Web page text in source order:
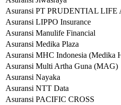
Asuransi PT PRUDENTIAL LIFE
Asuransi LIPPO Insurance
Asuransi Manulife Financial
Asuransi Medika Plaza
Asuransi MHC Indonesia (Medika
Asuransi Multi Artha Guna (MAG)
Asuransi Nayaka
Asuransi NTT Data
Asuransi PACIFIC CROSS